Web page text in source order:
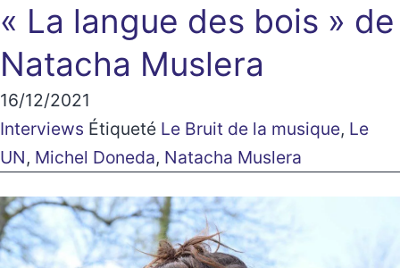
« La langue des bois » de
Natacha Muslera
16/12/2021
Interviews Étiqueté Le Bruit de la musique, Le
UN, Michel Doneda, Natacha Muslera